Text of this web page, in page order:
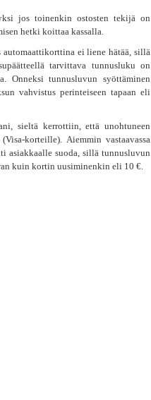
jos toinenkin ostosten tekijä on
hetki koittaa kassalla.
ei liene hätää, sillä
tarvittava tunnusluku on
Onneksi tunnusluvun syöttäminen
vahvistus perinteiseen tapaan eli
sieltä kerrottiin, että unohtuneen
korteille). Aiemmin vastaavassa
asiakkaalle suoda, sillä tunnusluvun
kuin kortin uusiminenkin eli 10 €.